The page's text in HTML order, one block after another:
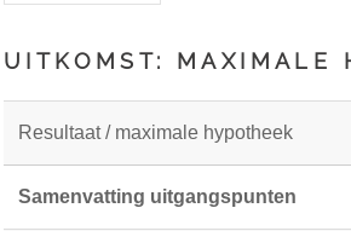
UITKOMST: MAXIMALE
Resultaat / maximale hypotheek
Samenvatting uitgangspunten